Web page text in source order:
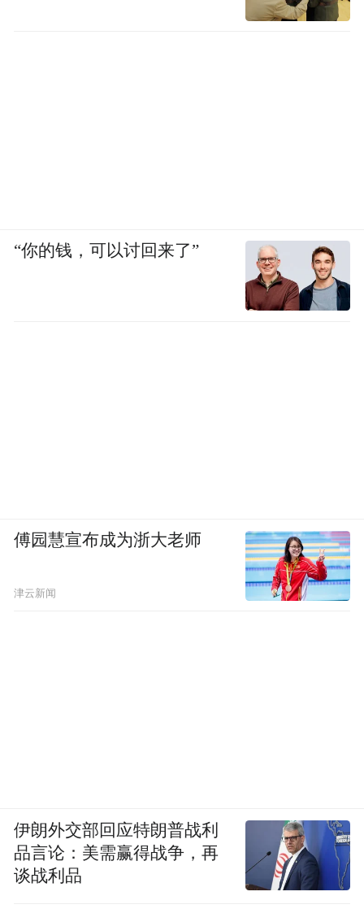
“你的钱，可以讨回来了”
傅园慧宣布成为浙大老师
津云新闻
伊朗外交部回应特朗普战利
品言论：美需赢得战争，再
谈战利品